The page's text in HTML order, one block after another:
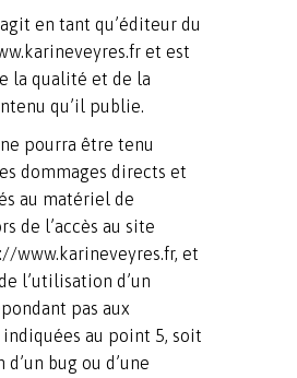
en tant qu’éditeur du
et est
la qualité et de la
qu’il publie.
pourra être tenu
dommages directs et
au matériel de
de l’accès au site
www.karineveyres.fr, et
l’utilisation d’un
pas aux
au point 5, soit
bug ou d’une